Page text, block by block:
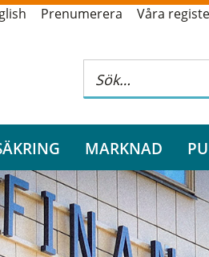
Prenumerera Våra
MARKNAD